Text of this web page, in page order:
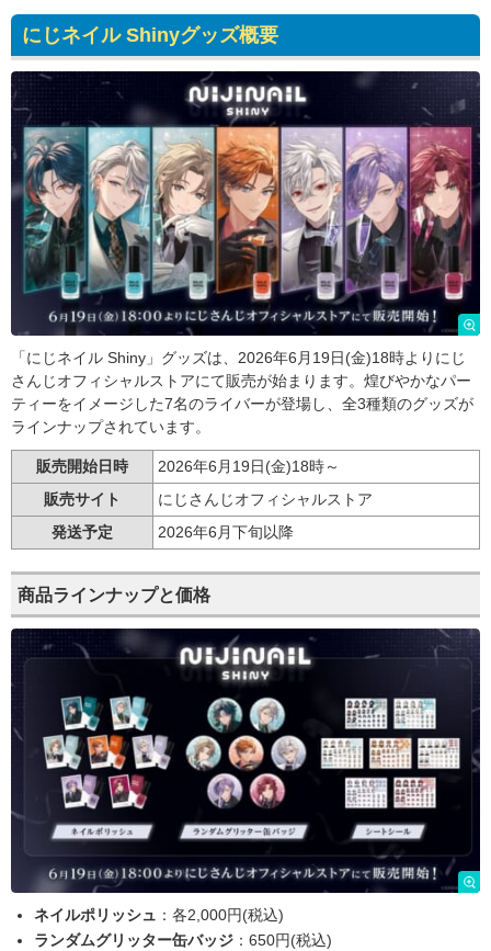
にじネイル Shinyグッズ概要
「にじネイル Shiny」グッズは、2026年6月19日(金)18時よりにじ
さんじオフィシャルストアにて販売が始まります。煌びやかなパー
ティーをイメージした7名のライバーが登場し、全3種類のグッズが
ラインナップされています。
販売開始日時
2026年6月19日(金)18時～
販売サイト
にじさんじオフィシャルストア
発送予定
2026年6月下旬以降
商品ラインナップと価格
ネイルポリッシュ ：各2,000円(税込)
ランダムグリッター缶バッジ ：650円(税込)